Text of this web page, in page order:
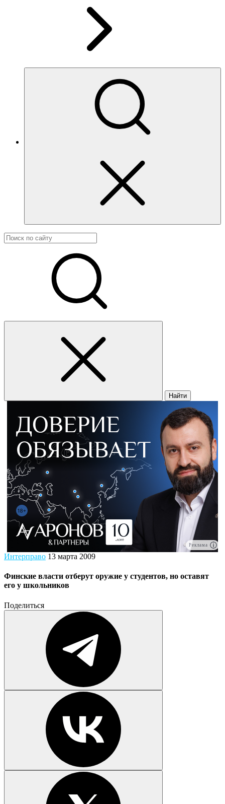
Найти
Реклама
Интерправо 13 марта 2009
Финские власти отберут оружие у студентов, но оставят
его у школьников
Поделиться